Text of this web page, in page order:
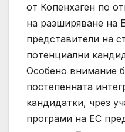
от Копенхаген по
на разширяване на
представители на
потенциални
Особено внимание
постепенната
кандидатки, чрез
програми на ЕС